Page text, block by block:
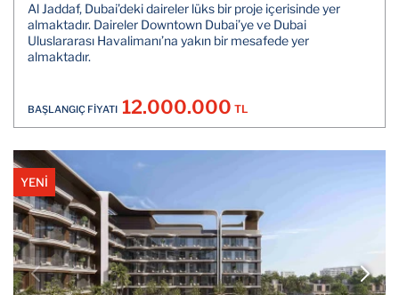
Al Jaddaf, Dubai’deki daireler lüks bir proje içerisinde yer
almaktadır. Daireler Downtown Dubai’ye ve Dubai
Uluslararası Havalimanı’na yakın bir mesafede yer
almaktadır.
BAŞLANGIÇ FİYATI 12.000.000 TL
YENİ